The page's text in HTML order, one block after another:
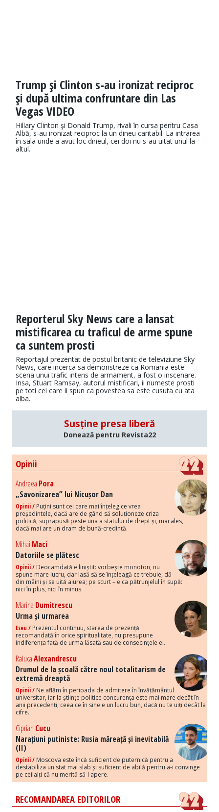
Trump şi Clinton s-au ironizat reciproc
şi după ultima confruntare din Las
Vegas VIDEO
Hillary Clinton şi Donald Trump, rivali în cursa pentru Casa
Albă, s-au ironizat reciproc la un dineu caritabil. La intrarea
în sala unde a avut loc dineul, cei doi nu s-au uitat unul la
altul.
Reporterul Sky News care a lansat
mistificarea cu traficul de arme spune
ca suntem prosti
Reportajul prezentat de postul britanic de televiziune Sky
News, care incerca sa demonstreze ca Romania este
scena unui trafic intens de armament, a fost o inscenare.
Insa, Stuart Ramsay, autorul mistificari, ii numeste prosti
pe toti cei care ii spun ca povestea sa este cusuta cu ata
alba.
Susține presa liberă
Donează pentru Revista22
Opinii
Andreea Pora
„Savonizarea” lui Nicușor Dan
Opinii / Puțini sunt cei care mai înțeleg ce vrea
președintele, dacă are de gând să soluționeze criza
politică, suprapusă peste una a statului de drept și, mai ales,
dacă mai are un dram de bună-credință.
Mihai Maci
Datoriile se plătesc
Opinii / Deocamdată e liniștit: vorbește monoton, nu
spune mare lucru, dar lasă să se înțeleagă ce trebuie, dă
din mâini și se uită aiurea; pe scurt – e ca pătrunjelul în supă:
nici în plus, nici în minus.
Marina Dumitrescu
Urma și urmarea
Eseu / Prezentul continuu, starea de prezență
recomandată în orice spiritualitate, nu presupune
indiferența față de urma lăsată sau de consecințele ei.
RalucaAlexandrescu
Drumul de la școală către noul totalitarism de
extremă dreaptă
Opinii / Ne aflăm în perioada de admitere în învățământul
universitar, iar la științe politice concurența este mai mare decât în
anii precedenți, ceea ce în sine e un lucru bun, dacă nu te uiți decât la
cifre.
Ciprian Cucu
Narațiuni putiniste: Rusia măreață și inevitabilă
(II)
Opinii / Moscova este încă suficient de puternică pentru a
destabiliza un stat mai slab și suficient de abilă pentru a-i convinge
pe ceilalți că nu merită să-l apere.
RECOMANDAREA EDITORILOR